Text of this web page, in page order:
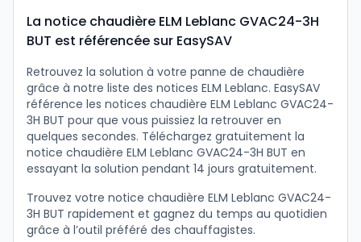
La notice chaudière ELM Leblanc GVAC24-3H
BUT est référencée sur EasySAV
Retrouvez la solution à votre panne de chaudière
grâce à notre liste des notices ELM Leblanc. EasySAV
référence les notices chaudière ELM Leblanc GVAC24-
3H BUT pour que vous puissiez la retrouver en
quelques secondes. Téléchargez gratuitement la
notice chaudière ELM Leblanc GVAC24-3H BUT en
essayant la solution pendant 14 jours gratuitement.
Trouvez votre notice chaudière ELM Leblanc GVAC24-
3H BUT rapidement et gagnez du temps au quotidien
grâce à l’outil préféré des chauffagistes.